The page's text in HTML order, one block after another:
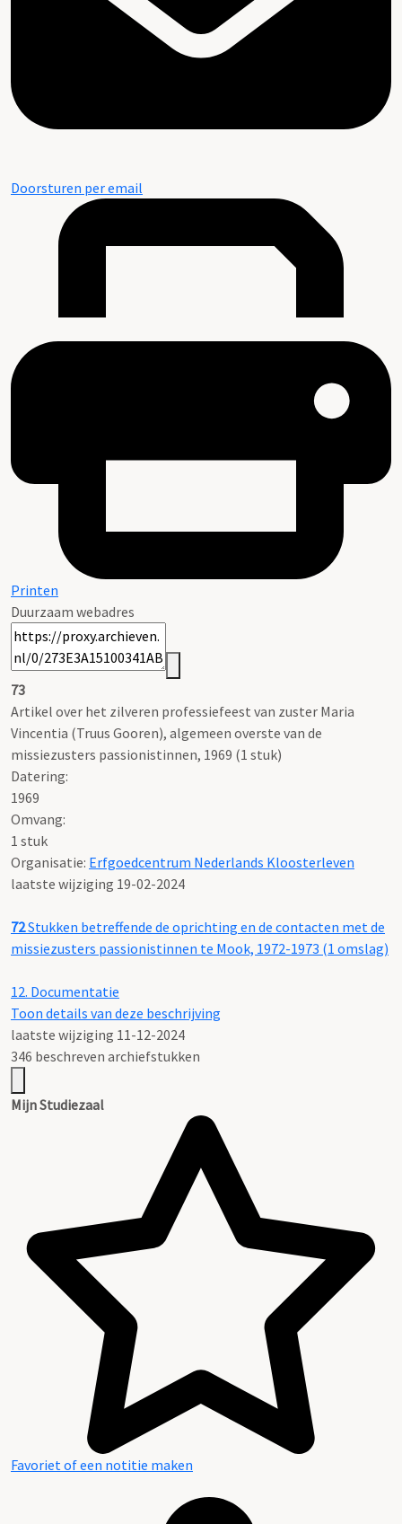
Doorsturen per email
Printen
Duurzaam webadres
73
Artikel over het zilveren professiefeest van zuster Maria
Vincentia (Truus Gooren), algemeen overste van de
missiezusters passionistinnen, 1969 (1 stuk)
Datering:
1969
Omvang:
1 stuk
Organisatie: Erfgoedcentrum Nederlands Kloosterleven
laatste wijziging 19-02-2024
72Stukken betreffende de oprichting en de contacten met de
missiezusters passionistinnen te Mook, 1972-1973 (1 omslag)
12. Documentatie
Toon details van deze beschrijving
laatste wijziging 11-12-2024
346 beschreven archiefstukken
Mijn Studiezaal
Favoriet of een notitie maken